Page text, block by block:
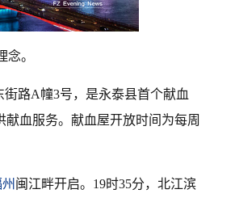
。
路A幢3号，是永泰县首个献血
血服务。献血屋开放时间为每周
闽江畔开启。19时35分，北江滨